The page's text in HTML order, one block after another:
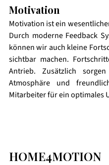
Motivation
Motivation ist ein
Durch moderne Feedback
können wir auch kleine
sichtbar machen.
Antrieb. Zusätzlich
Atmosphäre und
Mitarbeiter für ein optimales
HOME4MOTION